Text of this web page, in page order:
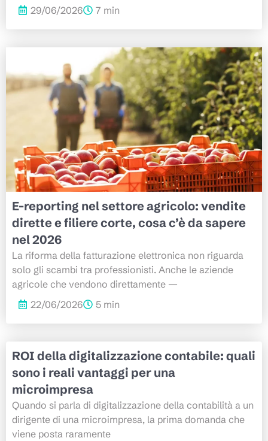
29/06/2026
7 min
E-reporting nel settore agricolo: vendite
dirette e filiere corte, cosa c’è da sapere
nel 2026
La riforma della fatturazione elettronica non riguarda
solo gli scambi tra professionisti. Anche le aziende
agricole che vendono direttamente —
22/06/2026
5 min
ROI della digitalizzazione contabile: quali
sono i reali vantaggi per una
microimpresa
Quando si parla di digitalizzazione della contabilità a un
dirigente di una microimpresa, la prima domanda che
viene posta raramente